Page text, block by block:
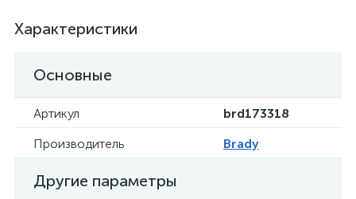
Характеристики
Основные
Артикул
brd173318
Производитель
Brady
Другие параметры